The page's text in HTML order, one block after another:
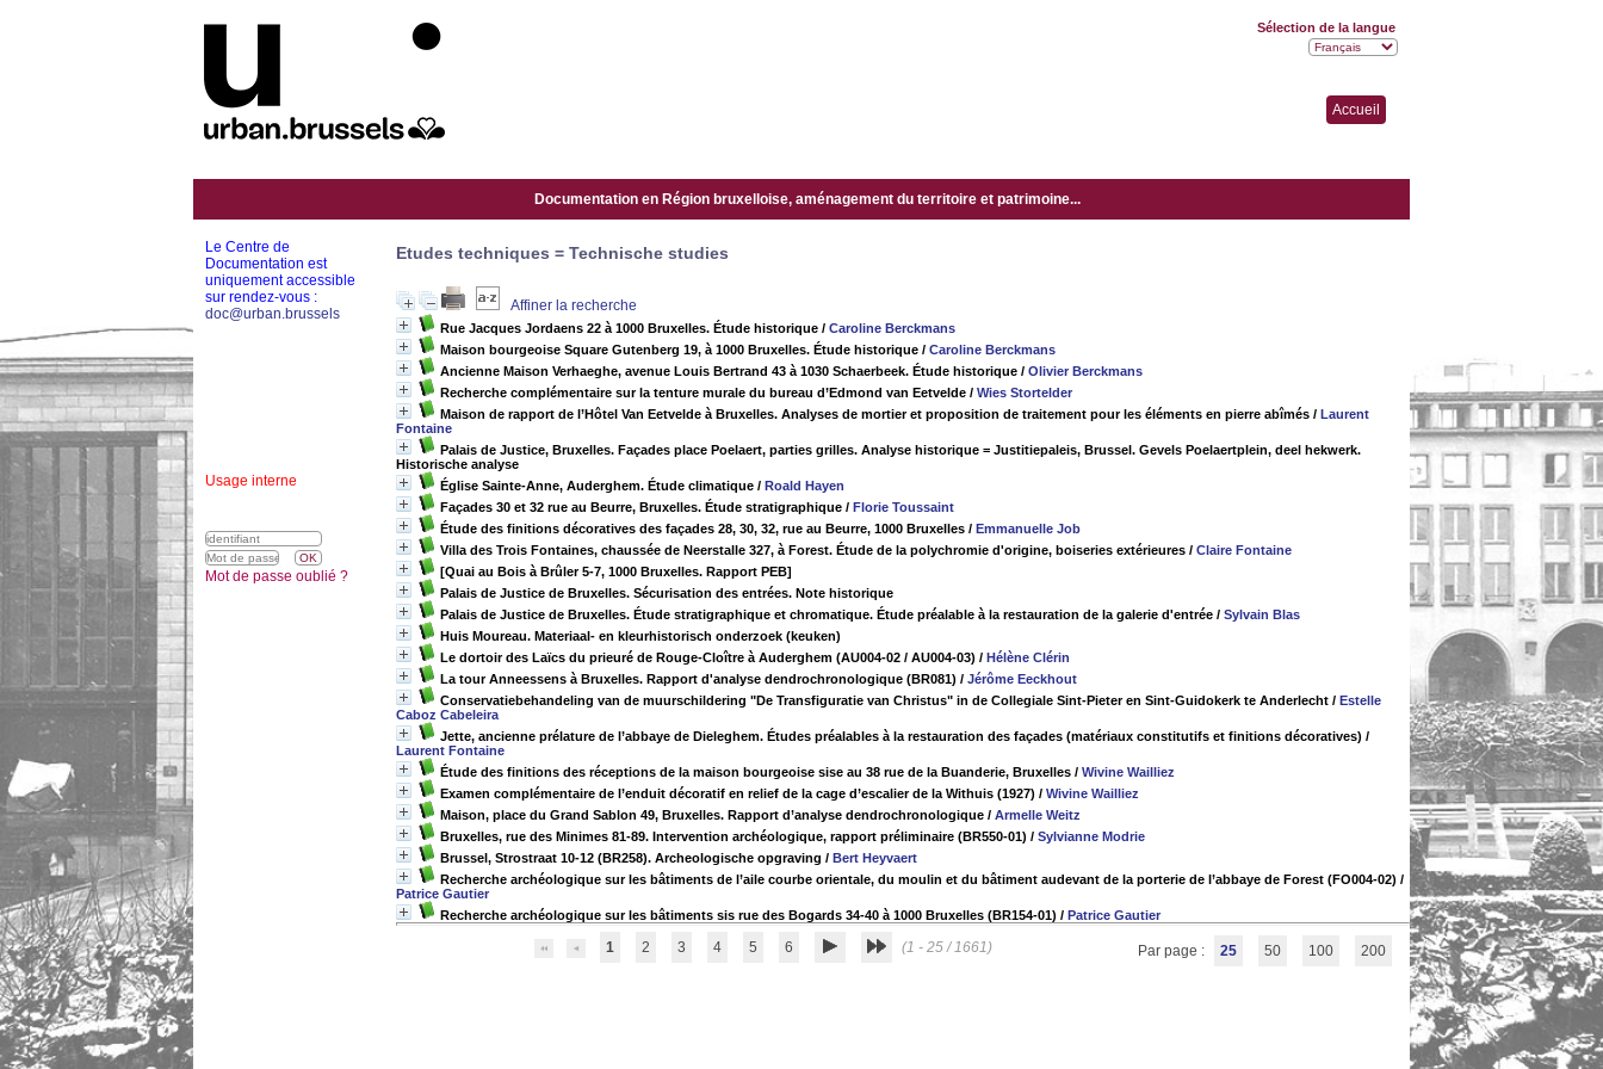
Accueil
Documentation en Région bruxelloise, aménagement du territoire et patrimoine...
Etudes techniques = Technische studies
Affiner la recherche
Rue Jacques Jordaens 22 à 1000 Bruxelles. Étude historique / Caroline Berckmans
Maison bourgeoise Square Gutenberg 19, à 1000 Bruxelles. Étude historique / Caroline Berckmans
Ancienne Maison Verhaeghe, avenue Louis Bertrand 43 à 1030 Schaerbeek. Étude historique / Olivier Berckmans
Recherche complémentaire sur la tenture murale du bureau d’Edmond van Eetvelde / Wies Stortelder
Maison de rapport de l’Hôtel Van Eetvelde à Bruxelles. Analyses de mortier et proposition de traitement pour les éléments en pierre abîmés / Laurent
Fontaine
Palais de Justice, Bruxelles. Façades place Poelaert, parties grilles. Analyse historique = Justitiepaleis, Brussel. Gevels Poelaertplein, deel hekwerk.
Historische analyse
Église Sainte-Anne, Auderghem. Étude climatique / Roald Hayen
Façades 30 et 32 rue au Beurre, Bruxelles. Étude stratigraphique / Florie Toussaint
Étude des finitions décoratives des façades 28, 30, 32, rue au Beurre, 1000 Bruxelles / Emmanuelle Job
Villa des Trois Fontaines, chaussée de Neerstalle 327, à Forest. Étude de la polychromie d'origine, boiseries extérieures / Claire Fontaine
[Quai au Bois à Brûler 5-7, 1000 Bruxelles. Rapport PEB]
Palais de Justice de Bruxelles. Sécurisation des entrées. Note historique
Palais de Justice de Bruxelles. Étude stratigraphique et chromatique. Étude préalable à la restauration de la galerie d'entrée / Sylvain Blas
Huis Moureau. Materiaal- en kleurhistorisch onderzoek (keuken)
Le dortoir des Laïcs du prieuré de Rouge-Cloître à Auderghem (AU004-02 / AU004-03) / Hélène Clérin
La tour Anneessens à Bruxelles. Rapport d'analyse dendrochronologique (BR081) / Jérôme Eeckhout
Conservatiebehandeling van de muurschildering "De Transfiguratie van Christus" in de Collegiale Sint-Pieter en Sint-Guidokerk te Anderlecht / Estelle
Caboz Cabeleira
Jette, ancienne prélature de l’abbaye de Dieleghem. Études préalables à la restauration des façades (matériaux constitutifs et finitions décoratives) /
Laurent Fontaine
Étude des finitions des réceptions de la maison bourgeoise sise au 38 rue de la Buanderie, Bruxelles / Wivine Wailliez
Examen complémentaire de l’enduit décoratif en relief de la cage d’escalier de la Withuis (1927) / Wivine Wailliez
Maison, place du Grand Sablon 49, Bruxelles. Rapport d’analyse dendrochronologique / Armelle Weitz
Bruxelles, rue des Minimes 81-89. Intervention archéologique, rapport préliminaire (BR550-01) / Sylvianne Modrie
Brussel, Strostraat 10-12 (BR258). Archeologische opgraving / Bert Heyvaert
Recherche archéologique sur les bâtiments de l’aile courbe orientale, du moulin et du bâtiment audevant de la porterie de l’abbaye de Forest (FO004-02) /
Patrice Gautier
Recherche archéologique sur les bâtiments sis rue des Bogards 34-40 à 1000 Bruxelles (BR154-01) / Patrice Gautier
1 2 3 4 5 6 (1 - 25 / 1661) Par page : 25 50 100 200
Le Centre de
Documentation est
uniquement accessible
sur rendez-vous :
doc@urban.brussels
Usage interne
Sélection de la langue
Mot de passe oublié ?